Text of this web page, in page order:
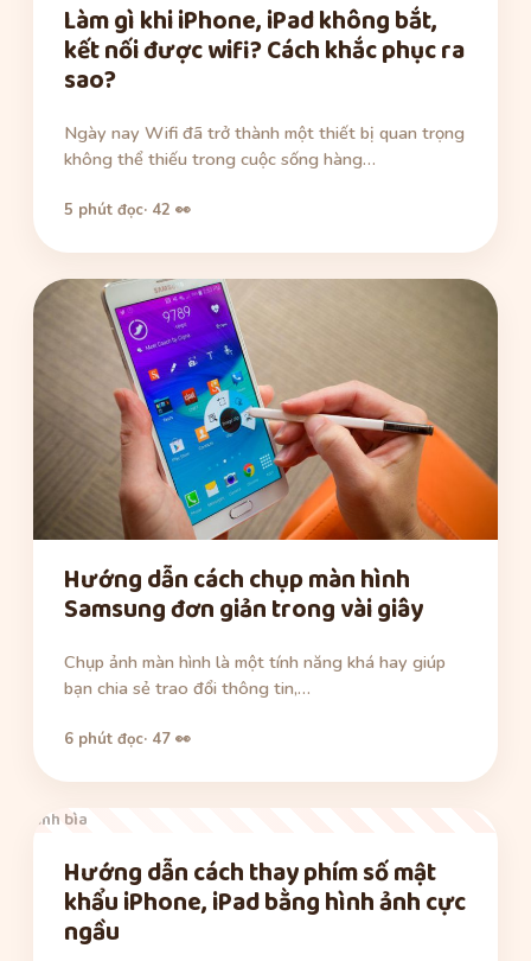
Làm gì khi iPhone, iPad không bắt,
kết nối được wifi? Cách khắc phục ra
sao?
Ngày nay Wifi đã trở thành một thiết bị quan trọng
không thể thiếu trong cuộc sống hàng…
5 phút đọc· 42 👀
Hướng dẫn cách chụp màn hình
Samsung đơn giản trong vài giây
Chụp ảnh màn hình là một tính năng khá hay giúp
bạn chia sẻ trao đổi thông tin,…
6 phút đọc· 47 👀
ảnh bìa
Hướng dẫn cách thay phím số mật
khẩu iPhone, iPad bằng hình ảnh cực
ngầu